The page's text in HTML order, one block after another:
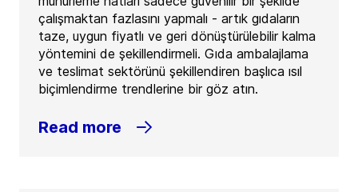
çalışmaktan fazlasını yapmalı - artık gıdaların
taze, uygun fiyatlı ve geri dönüştürülebilir kalma
yöntemini de şekillendirmeli. Gıda ambalajlama
ve teslimat sektörünü şekillendiren başlıca ısıl
biçimlendirme trendlerine bir göz atın.
Read more